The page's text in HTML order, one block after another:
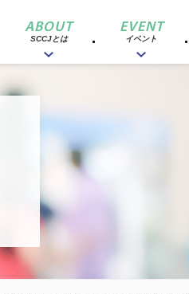
ABOUT
SCCJとは
EVENT
イベント